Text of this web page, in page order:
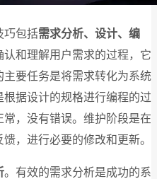
巧包括需求分析、设计、编
认和理解用户需求的过程，它
要任务是将需求转化为系统
据设计的规格进行编程的过
，没有错误。维护阶段是在
，进行必要的修改和更新。
。有效的需求分析是成功的系